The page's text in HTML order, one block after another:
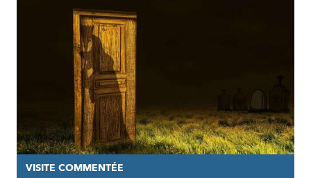
VISITE COMMENTÉE